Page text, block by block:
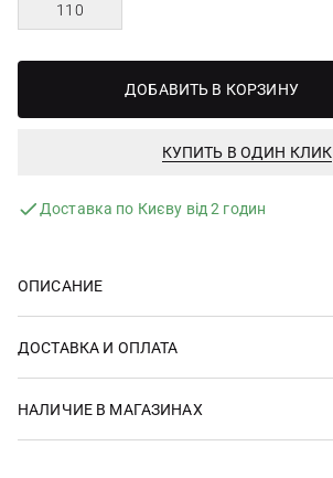
110
ДОБАВИТЬ В КОРЗИНУ
КУПИТЬ В ОДИН КЛИК
Доставка по Києву від 2 годин
ОПИСАНИЕ
ДОСТАВКА И ОПЛАТА
НАЛИЧИЕ В МАГАЗИНАХ